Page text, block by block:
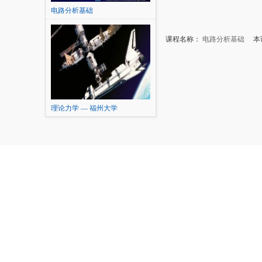
电路分析基础
理论力学 — 福州大学
课程名称： 电路分析基础 本